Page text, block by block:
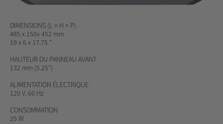
DIMENSIONS (L × H × P)
485 x 150x 452 mm
19 x 6 x 17.75 "
HAUTEUR DU PANNEAU AVANT
132 mm (5.25")
ALIMENTATION ÉLECTRIQUE
120 V, 60 Hz
CONSOMMATION
25 W